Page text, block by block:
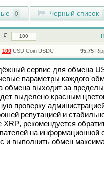
0 Черный список
100USD Coin USDC 95.75
сервис для обмена
параметры каждого
обмена выходит за
выделено красным
проверку
репутацией и
XRP, рекомендуется
на информационной
выполнить обмен